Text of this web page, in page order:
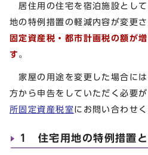
居住用の住宅を宿泊施設とし
地の特例措置の軽減内容が変更さ
固定資産税・都市計画税の額が
す 。
家屋の用途を変更した場合に
方から申告をしていただく必要が
所固定資産税室にお問い合わせく
1 住宅用地の特例措置と